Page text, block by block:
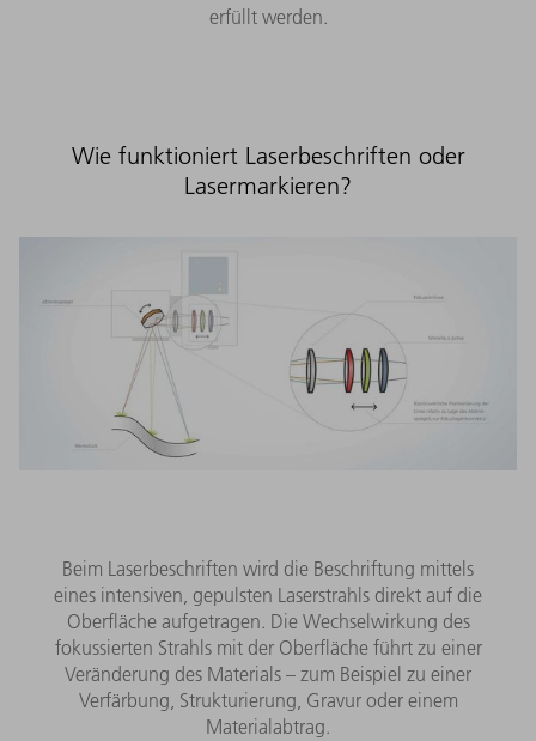
erfüllt werden.
Wie funktioniert Laserbeschriften oder
Lasermarkieren?
Beim Laserbeschriften wird die Beschriftung mittels
eines intensiven, gepulsten Laserstrahls direkt auf die
Oberfläche aufgetragen. Die Wechselwirkung des
fokussierten Strahls mit der Oberfläche führt zu einer
Veränderung des Materials – zum Beispiel zu einer
Verfärbung, Strukturierung, Gravur oder einem
Materialabtrag.